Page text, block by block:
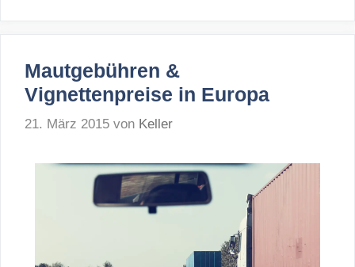
Mautgebühren &
Vignettenpreise in Europa
21. März 2015 von Keller